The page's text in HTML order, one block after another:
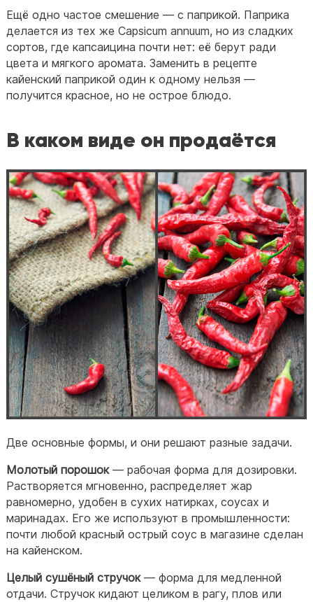
Ещё одно частое смешение — с паприкой. Паприка
делается из тех же Capsicum annuum, но из сладких
сортов, где капсаицина почти нет: её берут ради
цвета и мягкого аромата. Заменить в рецепте
кайенский паприкой один к одному нельзя —
получится красное, но не острое блюдо.
В каком виде он продаётся
Две основные формы, и они решают разные задачи.
Молотый порошок— рабочая форма для дозировки.
Растворяется мгновенно, распределяет жар
равномерно, удобен в сухих натирках, соусах и
маринадах. Его же используют в промышленности:
почти любой красный острый соус в магазине сделан
на кайенском.
Целый сушёный стручок— форма для медленной
отдачи. Стручок кидают целиком в рагу, плов или